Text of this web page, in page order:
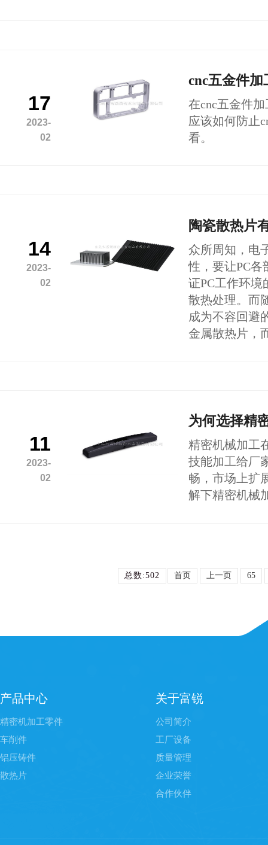
17
2023-
02
cnc五金件
在cnc五金件
应该如何防止
看。
14
2023-
02
陶瓷散热片
众所周知，电
性，要让PC
证PC工作环
散热处理。而
成为不容回避
金属散热片，
11
2023-
02
为何选择精
精密机械加工
技能加工给厂
畅，市场上扩
解下精密机械
总数:502 首页 上一页 65
产品中心
精密机加工零件
车削件
铝压铸件
散热片
关于富锐
公司简介
工厂设备
质量管理
企业荣誉
合作伙伴